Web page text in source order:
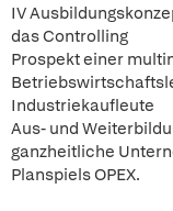
IV
das Controlling
Prospekt einer
Industriekaufleute
Aus- und
ganzheitliche
Planspiels OPEX.